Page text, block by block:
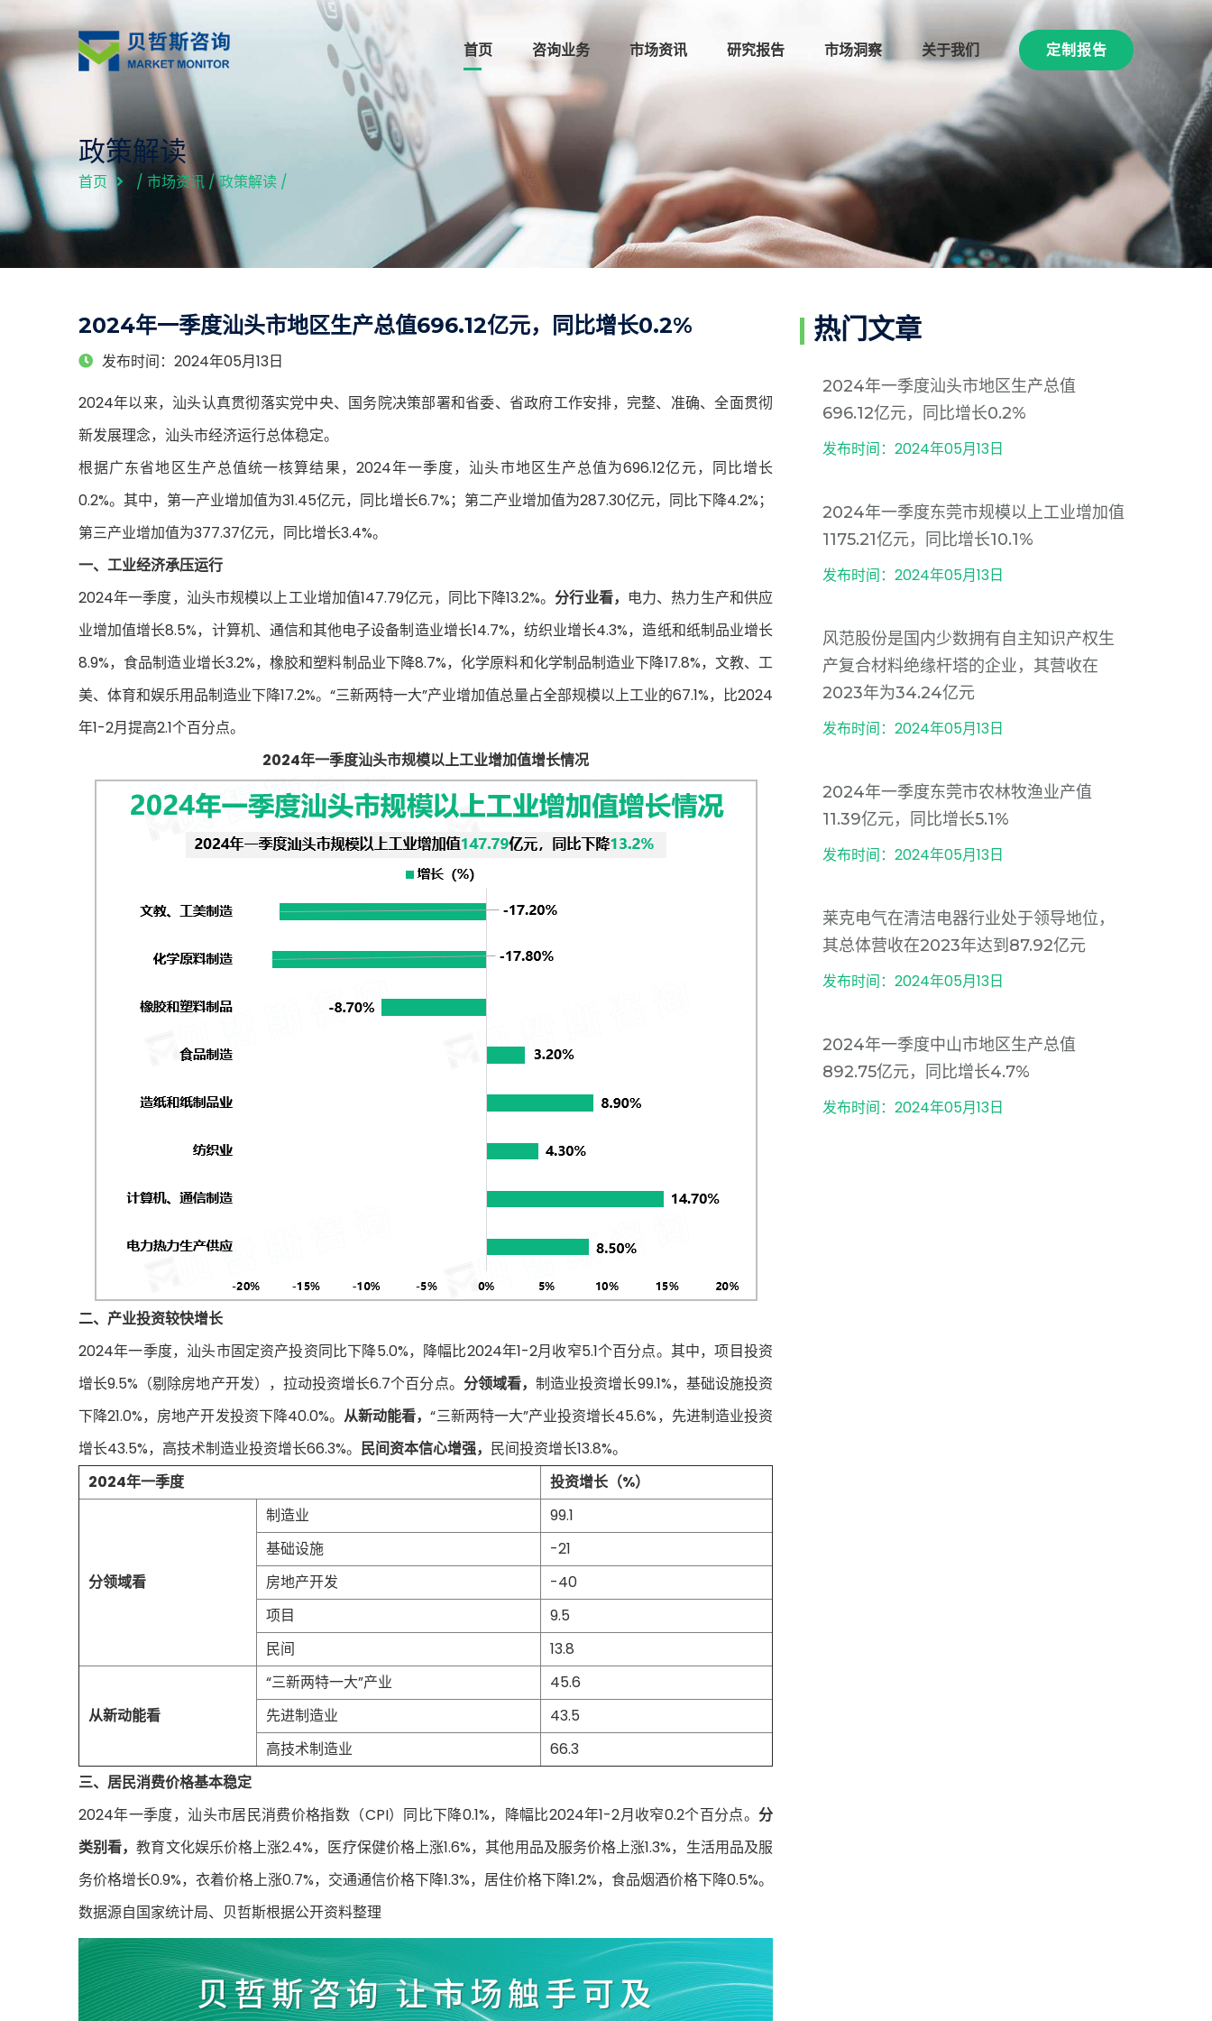
首页 咨询业务 市场资讯 研究报告 市场洞察 关于我们 定制报告
政策解读
首页 / 市场资讯 /政策解读 /
2024年一季度汕头市地区生产总值696.12亿元，同比增长0.2%
发布时间：2024年05月13日
2024年以来，汕头认真贯彻落实党中央、国务院决策部署和省委、省政府工作安排，完整、准确、全面贯彻
新发展理念，汕头市经济运行总体稳定。
根据广东省地区生产总值统一核算结果，2024年一季度，汕头市地区生产总值为696.12亿元，同比增长
0.2%。其中，第一产业增加值为31.45亿元，同比增长6.7%；第二产业增加值为287.30亿元，同比下降4.2%；
第三产业增加值为377.37亿元，同比增长3.4%。
一、工业经济承压运行
2024年一季度，汕头市规模以上工业增加值147.79亿元，同比下降13.2%。分行业看， 电力、热力生产和供应
业增加值增长8.5%，计算机、通信和其他电子设备制造业增长14.7%，纺织业增长4.3%，造纸和纸制品业增长
8.9%，食品制造业增长3.2%，橡胶和塑料制品业下降8.7%，化学原料和化学制品制造业下降17.8%，文教、工
美、体育和娱乐用品制造业下降17.2%。“三新两特一大”产业增加值总量占全部规模以上工业的67.1%，比2024
年1-2月提高2.1个百分点。
2024年一季度汕头市规模以上工业增加值增长情况
二、产业投资较快增长
2024年一季度，汕头市固定资产投资同比下降5.0%，降幅比2024年1-2月收窄5.1个百分点。其中，项目投资
增长9.5%（剔除房地产开发），拉动投资增长6.7个百分点。 分领域看，制造业投资增长99.1%，基础设施投资
下降21.0%，房地产开发投资下降40.0%。从新动能看，“三新两特一大”产业投资增长45.6%，先进制造业投资
增长43.5%，高技术制造业投资增长66.3%。 民间资本信心增强， 民间投资增长13.8%。
2024年一季度
投资增长（%）
分领域看
制造业
99.1
基础设施
-21
房地产开发
-40
项目
9.5
民间
13.8
从新动能看
“三新两特一大”产业
45.6
先进制造业
43.5
高技术制造业
66.3
三、居民消费价格基本稳定
2024年一季度，汕头市居民消费价格指数（CPI）同比下降0.1%，降幅比2024年1-2月收窄0.2个百分点。 分
类别看，教育文化娱乐价格上涨2.4%，医疗保健价格上涨1.6%，其他用品及服务价格上涨1.3%，生活用品及服
务价格增长0.9%，衣着价格上涨0.7%，交通通信价格下降1.3%，居住价格下降1.2%，食品烟酒价格下降0.5%。
数据源自国家统计局、贝哲斯根据公开资料整理
热门文章
2024年一季度汕头市地区生产总值
696.12亿元，同比增长0.2%
发布时间：2024年05月13日
2024年一季度东莞市规模以上工业增加值
1175.21亿元，同比增长10.1%
发布时间：2024年05月13日
风范股份是国内少数拥有自主知识产权生
产复合材料绝缘杆塔的企业，其营收在
2023年为34.24亿元
发布时间：2024年05月13日
2024年一季度东莞市农林牧渔业产值
11.39亿元，同比增长5.1%
发布时间：2024年05月13日
莱克电气在清洁电器行业处于领导地位，
其总体营收在2023年达到87.92亿元
发布时间：2024年05月13日
2024年一季度中山市地区生产总值
892.75亿元，同比增长4.7%
发布时间：2024年05月13日